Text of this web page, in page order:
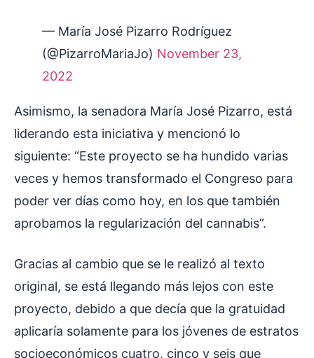
— María José Pizarro Rodríguez
(@PizarroMariaJo) November 23,
2022
Asimismo, la senadora María José Pizarro, está
liderando esta iniciativa y mencionó lo
siguiente: “Este proyecto se ha hundido varias
veces y hemos transformado el Congreso para
poder ver días como hoy, en los que también
aprobamos la regularización del cannabis”.
Gracias al cambio que se le realizó al texto
original, se está llegando más lejos con este
proyecto, debido a que decía que la gratuidad
aplicaría solamente para los jóvenes de estratos
socioeconómicos cuatro, cinco y seis que